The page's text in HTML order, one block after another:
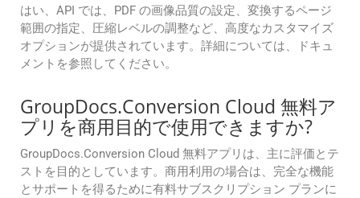
はい、API では、PDF の画像品質の設定、変換するページ
範囲の指定、圧縮レベルの調整など、高度なカスタマイズ
オプションが提供されています。詳細については、ドキュ
メントを参照してください。
GroupDocs.Conversion Cloud 無料ア
プリを商用目的で使用できますか?
GroupDocs.Conversion Cloud 無料アプリは、主に評価とテ
ストを目的としています。商用利用の場合は、完全な機能
とサポートを得るために有料サブスクリプション プランに